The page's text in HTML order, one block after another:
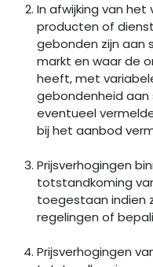
In afwijking van het
producten of
gebonden zijn aan
markt en waar de
heeft, met
gebondenheid
eventueel
bij het aanbod
Prijsverhogingen
totstandkoming
toegestaan indien
regelingen of
Prijsverhogingen